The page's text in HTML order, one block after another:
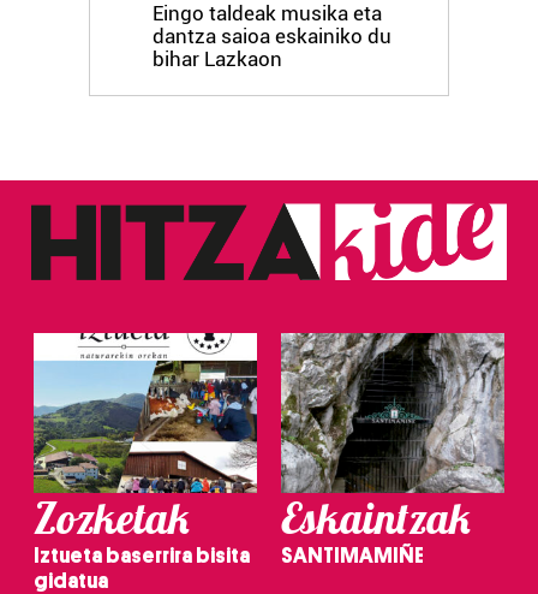
Eingo taldeak musika eta
dantza saioa eskainiko du
bihar Lazkaon
Zozketak
Iztueta baserrira bisita
gidatua
Eskaintzak
SANTIMAMIÑE